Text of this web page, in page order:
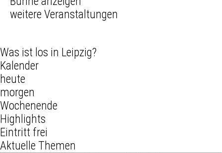
weitere Veranstaltungen
Was ist los in Leipzig?
Kalender
heute
morgen
Wochenende
Highlights
Eintritt frei
Aktuelle Themen